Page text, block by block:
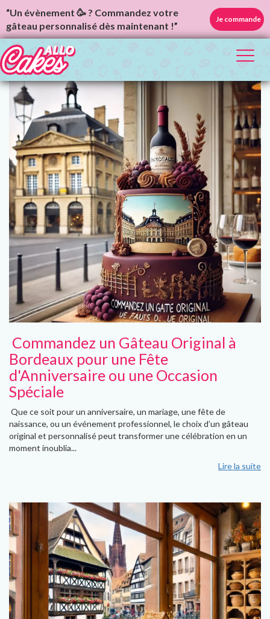
“Un évènement 🥳 ? Commandez votre
gâteau personnalisé dès maintenant !”
Je commande
Commandez un Gâteau Original à
Bordeaux pour une Fête
d'Anniversaire ou une Occasion
Spéciale
Que ce soit pour un anniversaire, un mariage, une fête de
naissance, ou un événement professionnel, le choix d’un gâteau
original et personnalisé peut transformer une célébration en un
moment inoublia...
Lire la suite